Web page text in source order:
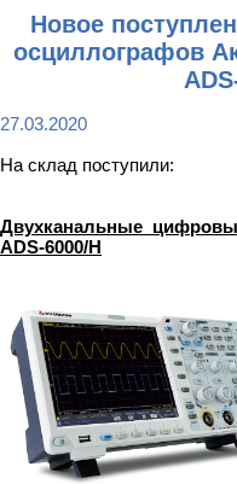
Новое
осциллографов
27.03.2020
На склад поступили:
Двухканальные
ADS-6000/H